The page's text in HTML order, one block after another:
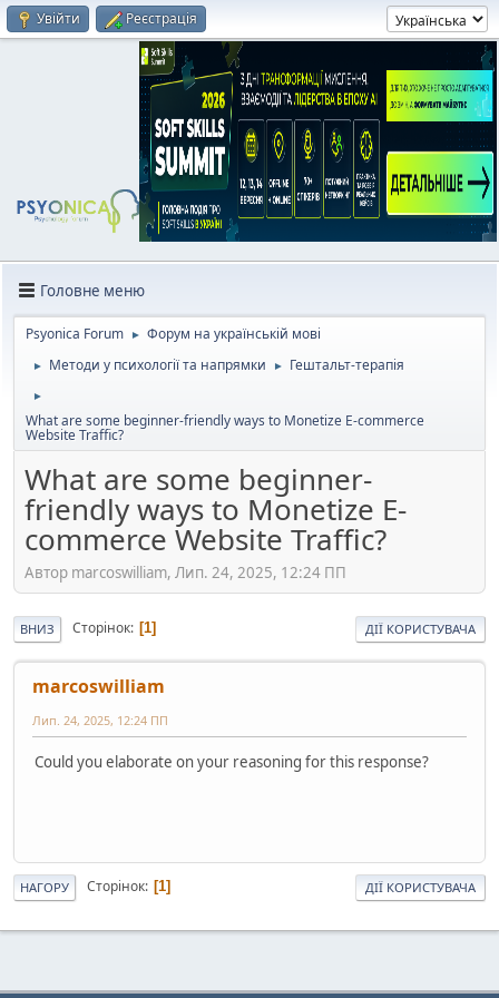
Увійти Реєстрація
Головне меню
Psyonica Forum ► Форум на українській мові
► Методи у психології та напрямки ► Гештальт-терапія
►
What are some beginner-friendly ways to Monetize E-commerce
Website Traffic?
What are some beginner-
friendly ways to Monetize E-
commerce Website Traffic?
Автор marcoswilliam, Лип. 24, 2025, 12:24 ПП
ВНИЗ Сторінок 1 ДІЇ КОРИСТУВАЧА
marcoswilliam
Лип. 24, 2025, 12:24 ПП
Could you elaborate on your reasoning for this response?
НАГОРУ Сторінок 1 ДІЇ КОРИСТУВАЧА